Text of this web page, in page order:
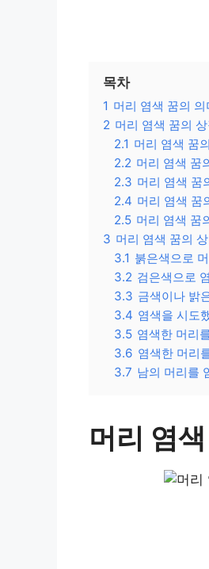
목차
1 머리 염색 꿈의 의
2 머리 염색 꿈의
2.1 머리 염색 꿈
2.2 머리 염색 꿈
2.3 머리 염색 꿈
2.4 머리 염색 꿈
2.5 머리 염색 꿈
3 머리 염색 꿈의
3.1 붉은색으로
3.2 검은색으로
3.3 금색이나 밝
3.4 염색을 시도
3.5 염색한 머리
3.6 염색한 머리
3.7 남의 머리를
머리 염